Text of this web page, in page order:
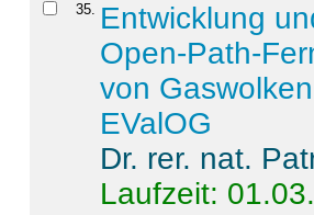
35. Entwicklung
Open-Path-
von
EValOG
Dr. rer. nat.
Laufzeit: